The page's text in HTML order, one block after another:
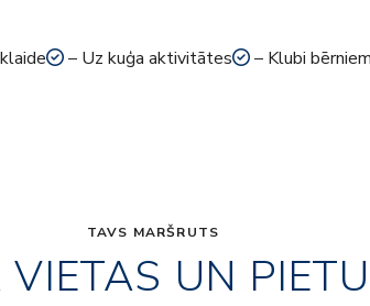
– Uz kuģa aktivitātes – Klubi
TAVS MARŠRUTS
VIETAS UN